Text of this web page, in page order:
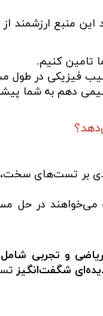
ارزشمند از
تامین کنیم.
فیزیکی در طول
دهم به شما
بر تست‌های سخت،
می‌خواهند در حل
و تجربی شامل
شگفت‌انگیز